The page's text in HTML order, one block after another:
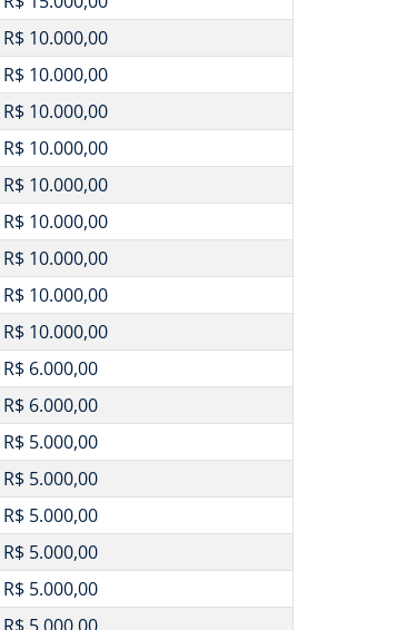
R$ 10.000,00
R$ 10.000,00
R$ 10.000,00
R$ 10.000,00
R$ 10.000,00
R$ 10.000,00
R$ 10.000,00
R$ 10.000,00
R$ 10.000,00
R$ 6.000,00
R$ 6.000,00
R$ 5.000,00
R$ 5.000,00
R$ 5.000,00
R$ 5.000,00
R$ 5.000,00